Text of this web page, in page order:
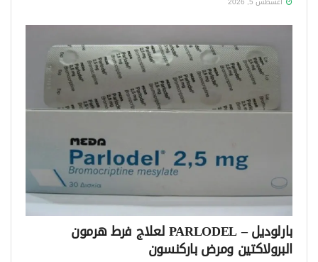
بارلوديل – PARLODEL لعلاج فرط هرمون
البرولاكتين ومرض باركنسون